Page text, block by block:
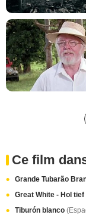
Ce film
Grande Tubarão
Great White - Hol tief
Tiburón blanco